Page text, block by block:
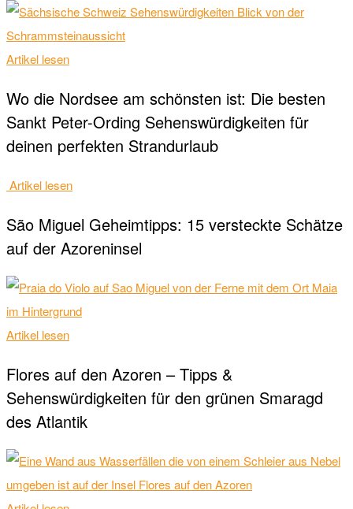
Artikel lesen
Wo die Nordsee am schönsten ist: Die besten
Sankt Peter-Ording Sehenswürdigkeiten für
deinen perfekten Strandurlaub
Artikel lesen
São Miguel Geheimtipps: 15 versteckte Schätze
auf der Azoreninsel
Artikel lesen
Flores auf den Azoren – Tipps &
Sehenswürdigkeiten für den grünen Smaragd
des Atlantik